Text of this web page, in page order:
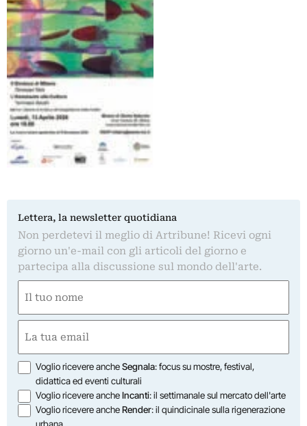
Lettera, la newsletter quotidiana
Non perdetevi il meglio di Artribune! Ricevi ogni
giorno un'e-mail con gli articoli del giorno e
partecipa alla discussione sul mondo dell'arte.
(Required)
First
(Required)
Opzioni
Voglio ricevere ancheSegnala: focus su mostre, festival,
didattica ed eventi culturali
Voglio ricevere ancheIncanti: il settimanale sul mercato dell'arte
Voglio ricevere ancheRender: il quindicinale sulla rigenerazione
urbana